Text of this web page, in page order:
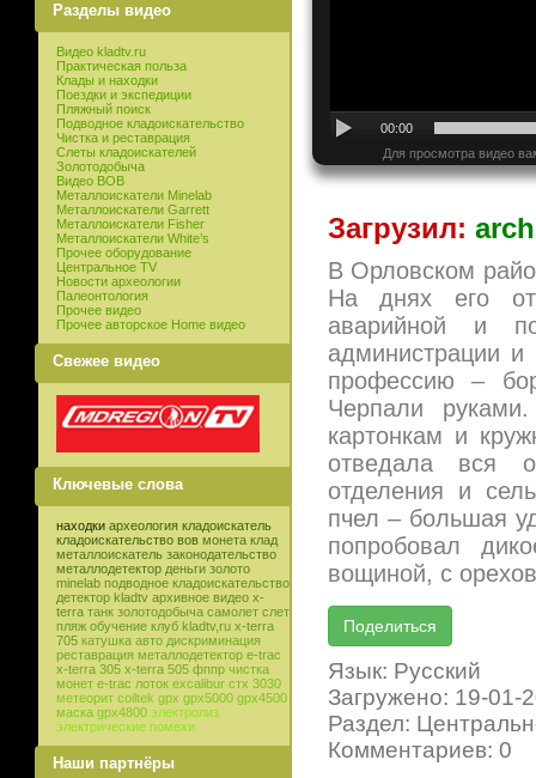
Разделы видео
Видео kladtv.ru
Практическая польза
Клады и находки
Поездки и экспедиции
Пляжный поиск
Подводное кладоискательство
Чистка и реставрация
Слеты кладоискателей
Золотодобыча
Видео ВОВ
Металлоискатели Minelab
Металлоискатели Garrett
Металлоискатели Fisher
Металлоискатели White’s
Прочее оборудование
Центральное TV
Новости археологии
Палеонтология
Прочее видео
Прочее авторское Home видео
Свежее видео
Ключевые слова
находки археология кладоискатель
кладоискательство вов монета клад
металлоискатель законодательство
металлодетектор деньги золото
minelab подводное кладоискательство
детектор kladtv архивное видео x-
terra танк золотодобыча самолет слет
пляж обучение клуб kladtv,ru x-terra
705 катушка авто дискриминация
реставрация металлодетектор e-trac
x-terra 305 x-terra 505 фппр чистка
монет e-trac лоток excalibur стх 3030
метеорит coiltek gpx gpx5000 gpx4500
маска gpx4800 электролиз
электрические помехи
Наши партнёры
00:00
Для просмотра видео
Загрузил:
В Орловском
На днях его
аварийной и
администрации
профессию –
Черпали
картонкам и
отведала вся
отделения и
пчел – большая
попробовал
вощиной, с
Язык: Русский
Загружено: 19-01-
Раздел:
Комментариев: 0